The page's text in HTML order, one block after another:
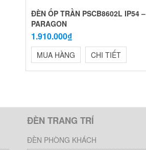
ĐÈN ỐP TRẦN PSCB8602L IP54 –
PARAGON
1.910.000₫
MUA HÀNG CHI TIẾT
ĐÈN TRANG TRÍ
ĐÈN PHÒNG KHÁCH